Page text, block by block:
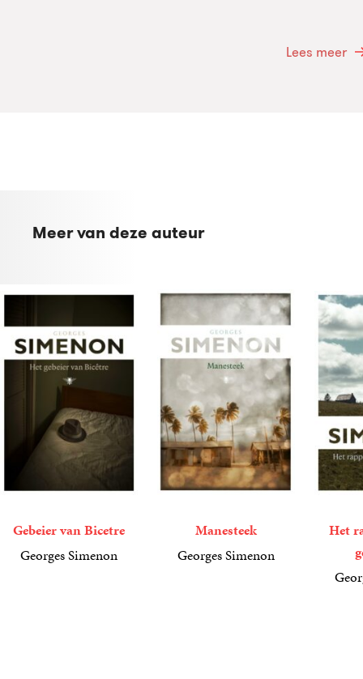
Lees meer
Meer van deze auteur
Gebeier van Bicetre
Georges Simenon
Manesteek
Georges Simenon
Het